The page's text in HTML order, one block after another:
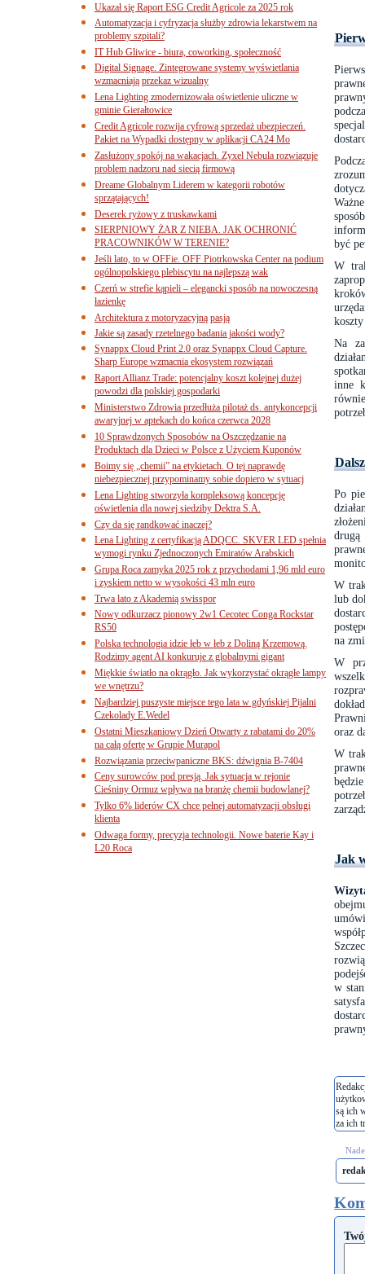
być
W
Na
inne
Po
W
lub
na
W
oraz
W
Jak
w
są ich
za ich
Ukazał się Raport ESG Credit Agricole za 2025 rok
Automatyzacja i cyfryzacja służby zdrowia lekarstwem na
problemy szpitali?
IT Hub Gliwice - biura, coworking, społeczność
Digital Signage. Zintegrowane systemy wyświetlania
wzmacniają przekaz wizualny
Lena Lighting zmodernizowała oświetlenie uliczne w
gminie Gierałtowice
Credit Agricole rozwija cyfrową sprzedaż ubezpieczeń.
Pakiet na Wypadki dostępny w aplikacji CA24 Mo
Zasłużony spokój na wakacjach. Zyxel Nebula rozwiązuje
problem nadzoru nad siecią firmową
Dreame Globalnym Liderem w kategorii robotów
sprzątających!
Deserek ryżowy z truskawkami
SIERPNIOWY ŻAR Z NIEBA. JAK OCHRONIĆ
PRACOWNIKÓW W TERENIE?
Jeśli lato, to w OFFie. OFF Piotrkowska Center na podium
ogólnopolskiego plebiscytu na najlepszą wak
Czerń w strefie kąpieli – elegancki sposób na nowoczesną
łazienkę
Architektura z motoryzacyjną pasją
Jakie są zasady rzetelnego badania jakości wody?
Synappx Cloud Print 2.0 oraz Synappx Cloud Capture.
Sharp Europe wzmacnia ekosystem rozwiązań
Raport Allianz Trade: potencjalny koszt kolejnej dużej
powodzi dla polskiej gospodarki
Ministerstwo Zdrowia przedłuża pilotaż ds. antykoncepcji
awaryjnej w aptekach do końca czerwca 2028
10 Sprawdzonych Sposobów na Oszczędzanie na
Produktach dla Dzieci w Polsce z Użyciem Kuponów
Boimy się „chemii” na etykietach. O tej naprawdę
niebezpiecznej przypominamy sobie dopiero w sytuacj
Lena Lighting stworzyła kompleksową koncepcję
oświetlenia dla nowej siedziby Dektra S.A.
Czy da się randkować inaczej?
Lena Lighting z certyfikacją ADQCC. SKVER LED spełnia
wymogi rynku Zjednoczonych Emiratów Arabskich
Grupa Roca zamyka 2025 rok z przychodami 1,96 mld euro
i zyskiem netto w wysokości 43 mln euro
Trwa lato z Akademią swisspor
Nowy odkurzacz pionowy 2w1 Cecotec Conga Rockstar
RS50
Polska technologia idzie łeb w łeb z Doliną Krzemową.
Rodzimy agent AI konkuruje z globalnymi gigant
Miękkie światło na okrągło. Jak wykorzystać okrągłe lampy
we wnętrzu?
Najbardziej puszyste miejsce tego lata w gdyńskiej Pijalni
Czekolady E.Wedel
Ostatni Mieszkaniowy Dzień Otwarty z rabatami do 20%
na całą ofertę w Grupie Murapol
Rozwiązania przeciwpaniczne BKS: dźwignia B-7404
Ceny surowców pod presją. Jak sytuacja w rejonie
Cieśniny Ormuz wpływa na branżę chemii budowlanej?
Tylko 6% liderów CX chce pełnej automatyzacji obsługi
klienta
Odwaga formy, precyzja technologii. Nowe baterie Kay i
L20 Roca